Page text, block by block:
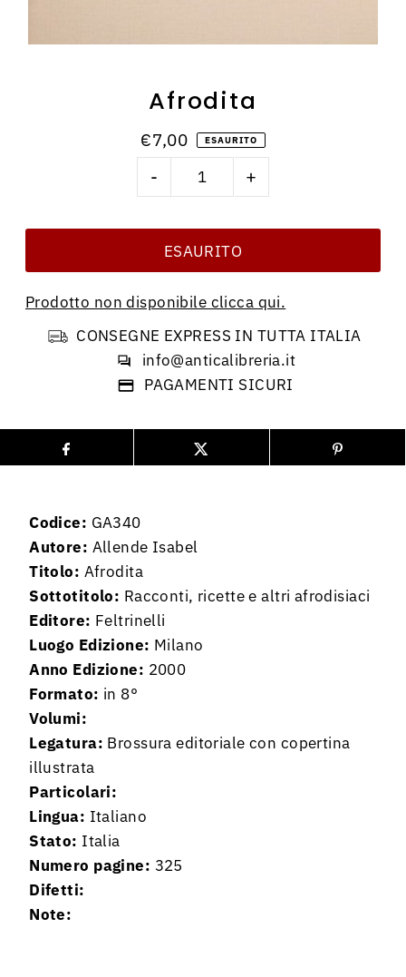
Afrodita
€7,00 ESAURITO
- +
Prodotto non disponibile clicca qui.
CONSEGNE EXPRESS IN TUTTA ITALIA
info@anticalibreria.it
PAGAMENTI SICURI
Codice: GA340
Autore: Allende Isabel
Titolo: Afrodita
Sottotitolo: Racconti, ricette e altri afrodisiaci
Editore: Feltrinelli
Luogo Edizione: Milano
Anno Edizione: 2000
Formato: in 8°
Volumi:
Legatura: Brossura editoriale con copertina
illustrata
Particolari:
Lingua: Italiano
Stato: Italia
Numero pagine: 325
Difetti:
Note: